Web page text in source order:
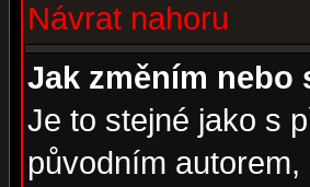
Návrat nahoru
Jak změním nebo
Je to stejné jako s
původním